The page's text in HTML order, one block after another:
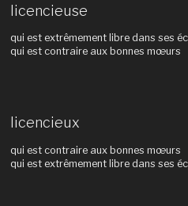
licencieuse
qui est extrêmement libre dans ses
qui est contraire aux bonnes mœurs
licencieux
qui est contraire aux bonnes mœurs
qui est extrêmement libre dans ses